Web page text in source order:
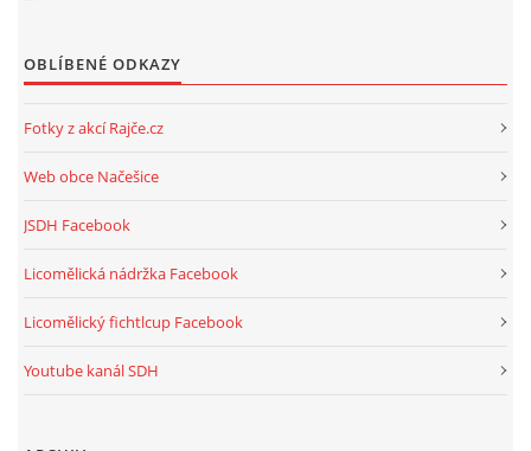
OBLÍBENÉ ODKAZY
Fotky z akcí Rajče.cz
Web obce Načešice
JSDH Facebook
Licomělická nádržka Facebook
Licomělický fichtlcup Facebook
Youtube kanál SDH